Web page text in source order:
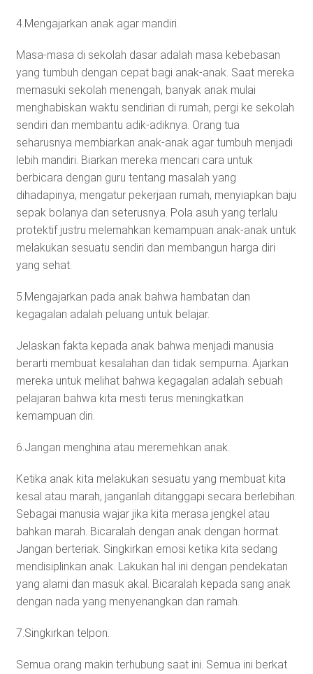
4.Mengajarkan anak agar mandiri.
Masa-masa di sekolah dasar adalah masa kebebasan
yang tumbuh dengan cepat bagi anak-anak. Saat mereka
memasuki sekolah menengah, banyak anak mulai
menghabiskan waktu sendirian di rumah, pergi ke sekolah
sendiri dan membantu adik-adiknya. Orang tua
seharusnya membiarkan anak-anak agar tumbuh menjadi
lebih mandiri. Biarkan mereka mencari cara untuk
berbicara dengan guru tentang masalah yang
dihadapinya, mengatur pekerjaan rumah, menyiapkan baju
sepak bolanya dan seterusnya. Pola asuh yang terlalu
protektif justru melemahkan kemampuan anak-anak untuk
melakukan sesuatu sendiri dan membangun harga diri
yang sehat.
5.Mengajarkan pada anak bahwa hambatan dan
kegagalan adalah peluang untuk belajar.
Jelaskan fakta kepada anak bahwa menjadi manusia
berarti membuat kesalahan dan tidak sempurna. Ajarkan
mereka untuk melihat bahwa kegagalan adalah sebuah
pelajaran bahwa kita mesti terus meningkatkan
kemampuan diri.
6.Jangan menghina atau meremehkan anak.
Ketika anak kita melakukan sesuatu yang membuat kita
kesal atau marah, janganlah ditanggapi secara berlebihan.
Sebagai manusia wajar jika kita merasa jengkel atau
bahkan marah. Bicaralah dengan anak dengan hormat.
Jangan berteriak. Singkirkan emosi ketika kita sedang
mendisiplinkan anak. Lakukan hal ini dengan pendekatan
yang alami dan masuk akal. Bicaralah kepada sang anak
dengan nada yang menyenangkan dan ramah.
7.Singkirkan telpon.
Semua orang makin terhubung saat ini. Semua ini berkat